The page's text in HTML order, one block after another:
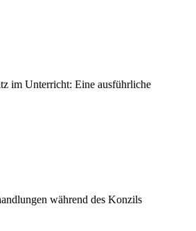
im Unterricht: Eine ausführliche
während des Konzils